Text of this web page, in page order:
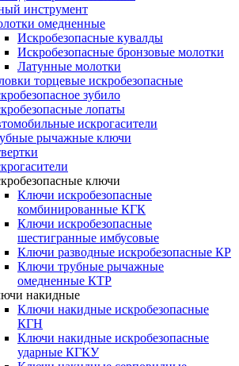
инструмент
омедненные
Искробезопасные кувалды
Искробезопасные бронзовые молотки
Латунные молотки
торцевые искробезопасные
зубило
лопаты
искрогасители
рычажные ключи
ключи
Ключи искробезопасные
комбинированные КГК
Ключи искробезопасные
шестигранные имбусовые
Ключи разводные искробезопасные КР
Ключи трубные рычажные
омедненные КТР
накидные
Ключи накидные искробезопасные
КГН
Ключи накидные искробезопасные
ударные КГКУ